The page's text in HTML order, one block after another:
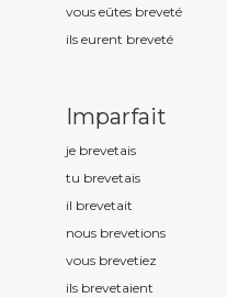
vous eûtes breveté
ils eurent breveté
Imparfait
je brevetais
tu brevetais
il brevetait
nous brevetions
vous brevetiez
ils brevetaient